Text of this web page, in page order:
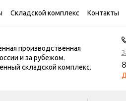
Складской комплекс Контакты
производственная
и за рубежом.
складской комплекс.